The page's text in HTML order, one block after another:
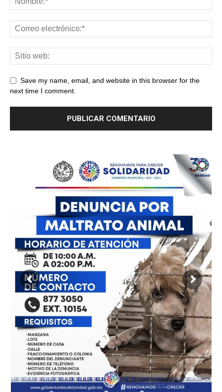
Save my name, email, and website in this browser for the
next time I comment.